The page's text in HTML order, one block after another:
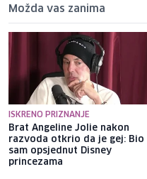
Možda vas zanima
ISKRENO PRIZNANJE
Brat Angeline Jolie nakon
razvoda otkrio da je gej: Bio
sam opsjednut Disney
princezama